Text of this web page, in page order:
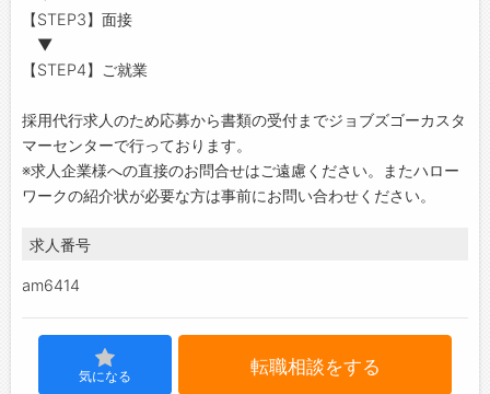
【STEP3】面接
▼
【STEP4】ご就業
採用代行求人のため応募から書類の受付までジョブズゴーカスタ
マーセンターで行っております。
※求人企業様への直接のお問合せはご遠慮ください。またハロー
ワークの紹介状が必要な方は事前にお問い合わせください。
求人番号
am6414
気になる 転職相談をする